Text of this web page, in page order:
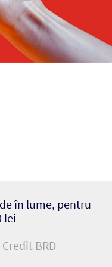
în lume, pentru
lei
BRD